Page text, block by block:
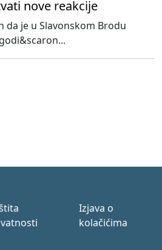
nove reakcije
da je u Slavonskom Brodu
Izjava o
kolačićima